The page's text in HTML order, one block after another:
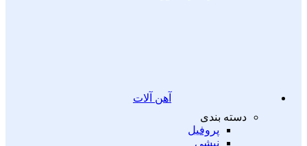
آهن آلات
دسته بندی
پروفیل
نبشی